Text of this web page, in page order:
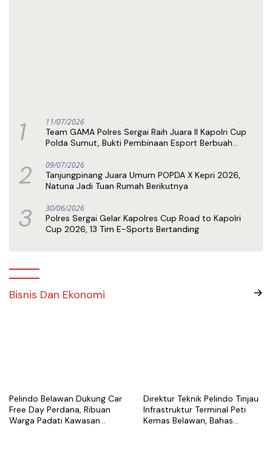
1 11/07/2026
Team GAMA Polres Sergai Raih Juara II Kapolri Cup
Polda Sumut, Bukti Pembinaan Esport Berbuah
2 09/07/2026
Tanjungpinang Juara Umum POPDA X Kepri 2026,
Natuna Jadi Tuan Rumah Berikutnya
3 30/06/2026
Polres Sergai Gelar Kapolres Cup Road to Kapolri
Cup 2026, 13 Tim E-Sports Bertanding
Bisnis Dan Ekonomi
Pelindo Belawan Dukung Car
Free Day Perdana, Ribuan
Warga Padati Kawasan
Direktur Teknik Pelindo Tinjau
Infrastruktur Terminal Peti
Kemas Belawan, Bahas